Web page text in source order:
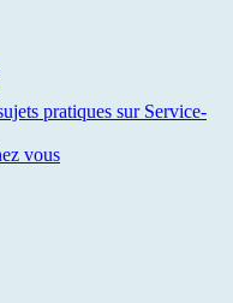
pratiques sur Service-
vous